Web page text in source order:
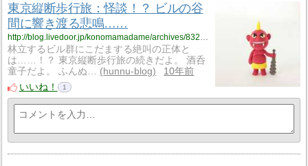
東京縦断歩行旅：怪談！？ ビルの谷
間に響き渡る悲鳴……
http://blog.livedoor.jp/konomamadame/archives/8321502.html
林立するビル群にこだまする絶叫の正体と
は……！？ 東京縦断歩行旅の続きだよ。 酒呑
童子だよ。 ふんぬ…
hunnu-blog
10年前
いいね！
1